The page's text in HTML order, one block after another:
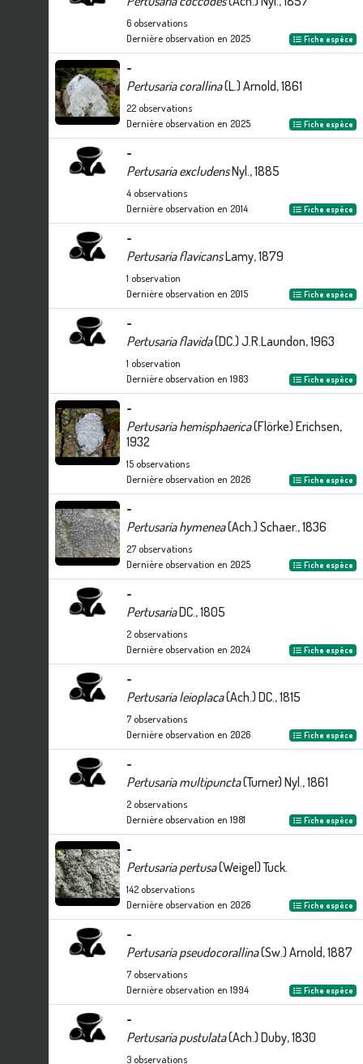
6observations
Dernière observation en 2025 Fiche espèce
-
Pertusaria corallina(L.) Arnold, 1861
22observations
Dernière observation en 2025 Fiche espèce
-
Pertusaria excludensNyl., 1885
4observations
Dernière observation en 2014 Fiche espèce
-
Pertusaria flavicansLamy, 1879
1 observation
Dernière observation en 2015 Fiche espèce
-
Pertusaria flavida(DC.) J.R.Laundon, 1963
1 observation
Dernière observation en 1983 Fiche espèce
-
Pertusaria hemisphaerica(Flörke) Erichsen,
1932
15observations
Dernière observation en 2026 Fiche espèce
-
Pertusaria hymenea(Ach.) Schaer., 1836
27observations
Dernière observation en 2025 Fiche espèce
-
PertusariaDC., 1805
2observations
Dernière observation en 2024 Fiche espèce
-
Pertusaria leioplaca(Ach.) DC., 1815
7observations
Dernière observation en 2026 Fiche espèce
-
Pertusaria multipuncta(Turner) Nyl., 1861
2observations
Dernière observation en 1981 Fiche espèce
-
Pertusaria pertusa(Weigel) Tuck.
142observations
Dernière observation en 2026 Fiche espèce
-
Pertusaria pseudocorallina(Sw.) Arnold, 1887
7observations
Dernière observation en 1994 Fiche espèce
-
Pertusaria pustulata(Ach.) Duby, 1830
3observations